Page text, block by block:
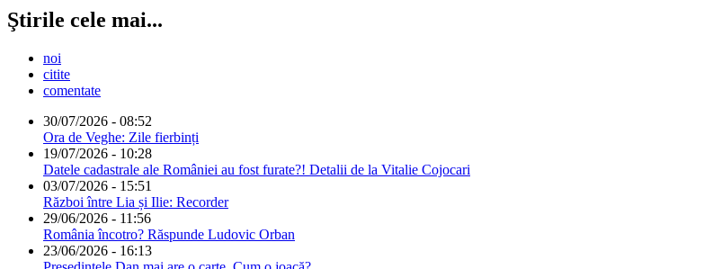
Ştirile cele mai...
noi
citite
comentate
30/07/2026 - 08:52
Ora de Veghe: Zile fierbinți
19/07/2026 - 10:28
Datele cadastrale ale României au fost furate?! Detalii de la Vitalie Cojocari
03/07/2026 - 15:51
Război între Lia și Ilie: Recorder
29/06/2026 - 11:56
România încotro? Răspunde Ludovic Orban
23/06/2026 - 16:13